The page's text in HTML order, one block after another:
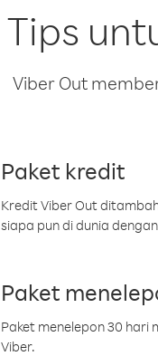
Tips
Viber Out
Paket kredit
Kredit Viber Out
siapa pun di dunia
Paket
Paket menelepon 30 hari
Viber.